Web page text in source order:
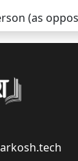
(as